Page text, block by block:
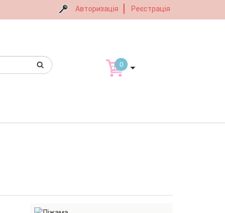
Авторизація Реєстрація
0